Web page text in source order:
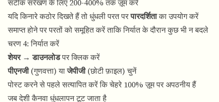
सटीक संरेखण के लिए 200-400% तक ज़ूम करें
यदि किनारे कठोर दिखते हैं तो धुंधली परत परपारदर्शिताका उपयोग करें
समाप्त होने पर परतों को समूहित करें ताकि निर्यात के दौरान कुछ भी न बदले
चरण 4: निर्यात करें
शेयर→डाउनलोडपर क्लिक करें
पीएनजी(गुणवत्ता) याजेपीजी(छोटी फ़ाइल) चुनें
पोस्ट करने से पहले सत्यापित करें कि चेहरे 100% ज़ूम पर अपठनीय हैं
जब देशी कैनवा धुंधलापन टूट जाता है